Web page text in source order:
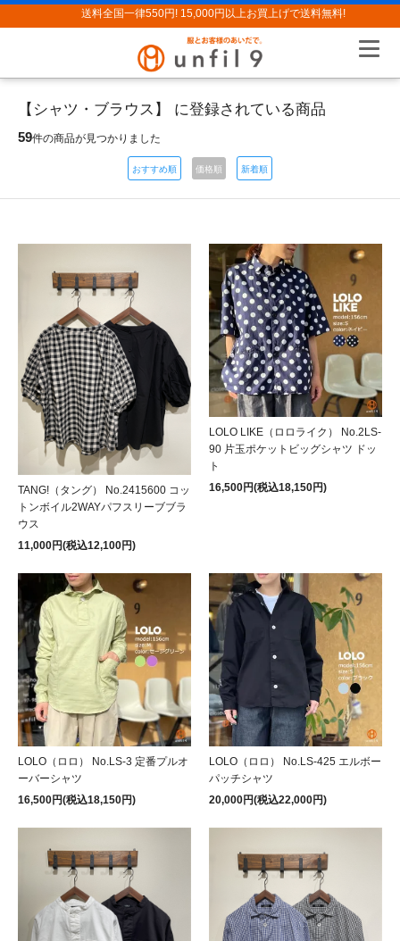
送料全国一律550円! 15,000円以上お買上げで送料無料!
【シャツ・ブラウス】 に登録されている商品
59件の商品が見つかりました
おすすめ順 価格順 新着順
TANG!（タング） No.2415600 コッ
トンボイル2WAYパフスリーブブラ
ウス
11,000円(税込12,100円)
LOLO LIKE（ロロライク） No.2LS-
90 片玉ポケットビッグシャツ ドッ
ト
16,500円(税込18,150円)
LOLO（ロロ） No.LS-3 定番プルオ
ーバーシャツ
16,500円(税込18,150円)
LOLO（ロロ） No.LS-425 エルボー
パッチシャツ
20,000円(税込22,000円)